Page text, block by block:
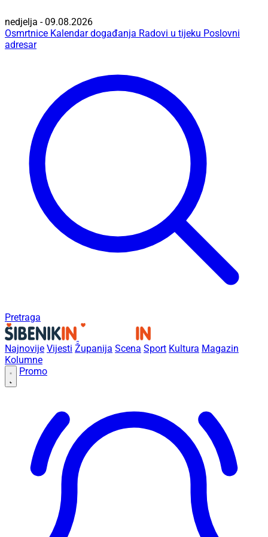
nedjelja - 09.08.2026
Osmrtnice Kalendar događanja Radovi u tijeku Poslovni
adresar
Pretraga
Najnovije Vijesti Županija Scena Sport Kultura Magazin
Kolumne
Promo